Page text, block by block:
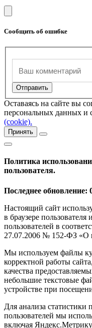
Сообщить об ошибке
Оставаясь на сайте вы
персональных данных и
(cookie).
Принять
Политика
пользователя.
Последнее обновление:
Настоящий сайт
в браузере
пользователей в
27.07.2006 № 152-ФЗ «О
Мы используем файлы
корректной работы
качества
небольшие текстовые
устройстве при
Для анализа
пользователей мы
включая